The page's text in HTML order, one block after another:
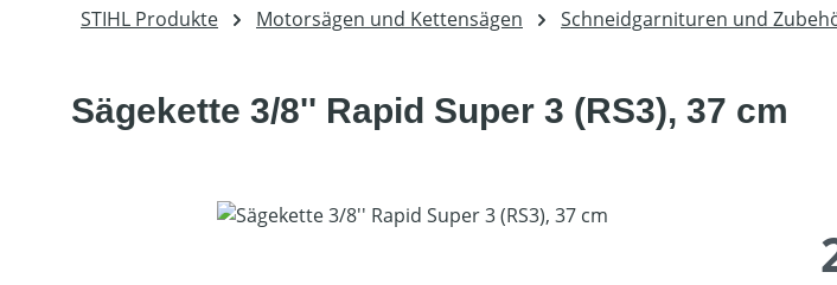
STIHL Produkte Motorsägen und Kettensägen Schneidgarnituren und
Sägekette 3/8'' Rapid Super 3 (RS3), 37 cm
Bildergalerie überspringen